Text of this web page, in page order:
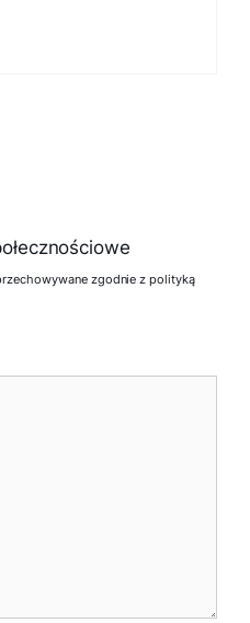
zgodnie z polityką